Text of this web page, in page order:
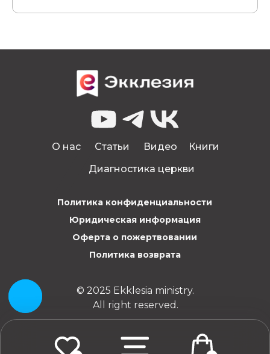
© 2025 Ekklesia ministry.
All right reserved.
О нас Статьи Видео
Книги
Диагностика церкви
Политика конфиденциальности
Юридическая информация
Оферта о пожертвовании
Политика возврата